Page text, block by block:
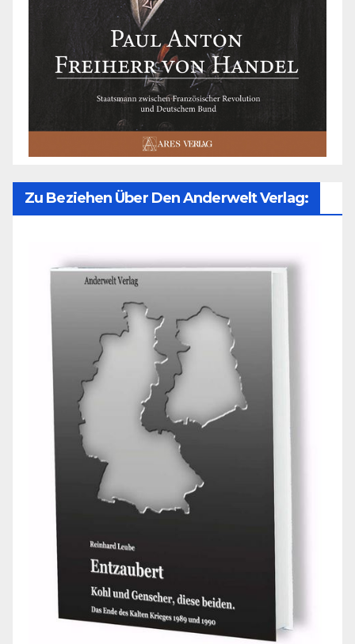
Zu Beziehen Über Den Anderwelt Verlag: